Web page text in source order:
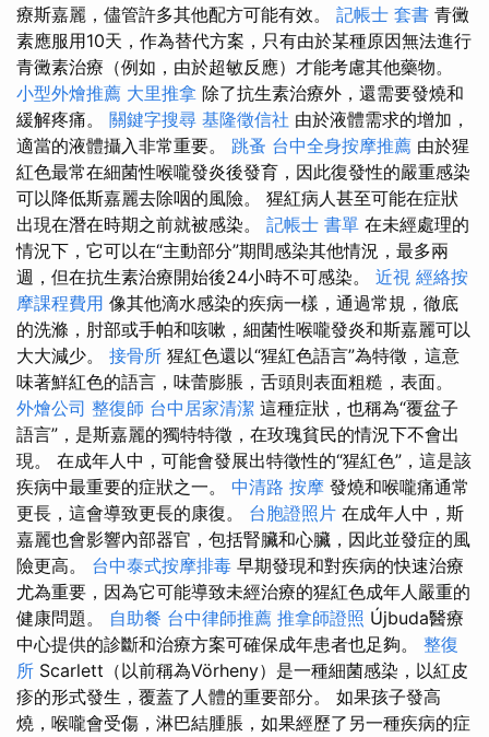
療斯嘉麗，儘管許多其他配方可能有效。 記帳士 套書 青黴
素應服用10天，作為替代方案，只有由於某種原因無法進行
青黴素治療（例如，由於超敏反應）才能考慮其他藥物。
小型外燴推薦 大里推拿 除了抗生素治療外，還需要發燒和
緩解疼痛。 關鍵字搜尋 基隆徵信社 由於液體需求的增加，
適當的液體攝入非常重要。 跳蚤 台中全身按摩推薦 由於猩
紅色最常在細菌性喉嚨發炎後發育，因此復發性的嚴重感染
可以降低斯嘉麗去除咽的風險。 猩紅病人甚至可能在症狀
出現在潛在時期之前就被感染。 記帳士 書單 在未經處理的
情況下，它可以在“主動部分”期間感染其他情況，最多兩
週，但在抗生素治療開始後24小時不可感染。 近視 經絡按
摩課程費用 像其他滴水感染的疾病一樣，通過常規，徹底
的洗滌，肘部或手帕和咳嗽，細菌性喉嚨發炎和斯嘉麗可以
大大減少。 接骨所 猩紅色還以“猩紅色語言”為特徵，這意
味著鮮紅色的語言，味蕾膨脹，舌頭則表面粗糙，表面。
外燴公司 整復師 台中居家清潔 這種症狀，也稱為“覆盆子
語言”，是斯嘉麗的獨特特徵，在玫瑰貧民的情況下不會出
現。 在成年人中，可能會發展出特徵性的“猩紅色”，這是該
疾病中最重要的症狀之一。 中清路 按摩 發燒和喉嚨痛通常
更長，這會導致更長的康復。 台胞證照片 在成年人中，斯
嘉麗也會影響內部器官，包括腎臟和心臟，因此並發症的風
險更高。 台中泰式按摩排毒 早期發現和對疾病的快速治療
尤為重要，因為它可能導致未經治療的猩紅色成年人嚴重的
健康問題。 自助餐 台中律師推薦 推拿師證照 Újbuda醫療
中心提供的診斷和治療方案可確保成年患者也足夠。 整復
所 Scarlett（以前稱為Vörheny）是一種細菌感染，以紅皮
疹的形式發生，覆蓋了人體的重要部分。 如果孩子發高
燒，喉嚨會受傷，淋巴結腫脹，如果經歷了另一種疾病的症